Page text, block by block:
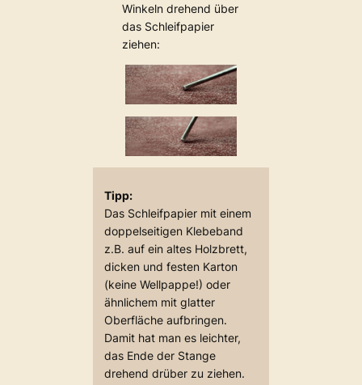
Winkeln drehend über
das Schleifpapier
ziehen:
Tipp:
Das Schleifpapier mit einem
doppelseitigen Klebeband
z.B. auf ein altes Holzbrett,
dicken und festen Karton
(keine Wellpappe!) oder
ähnlichem mit glatter
Oberfläche aufbringen.
Damit hat man es leichter,
das Ende der Stange
drehend drüber zu ziehen.